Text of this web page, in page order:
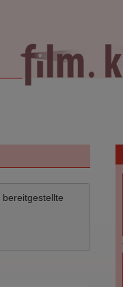
bereitgestellte